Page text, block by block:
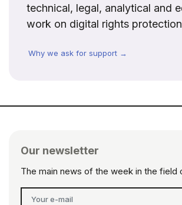
technical, legal, analytical and
work on digital rights protection
Why we ask for support →
Our newsletter
The main news of the week in the field